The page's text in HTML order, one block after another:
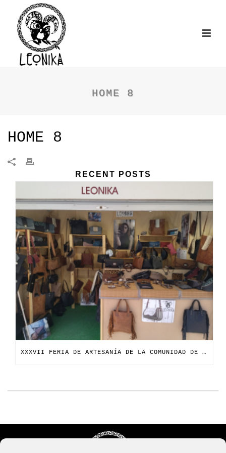
HOME 8
HOME 8
RECENT POSTS
XXXVII FERIA DE ARTESANÍA DE LA COMUNIDAD DE MADRID NAVIDAD 2024-2025